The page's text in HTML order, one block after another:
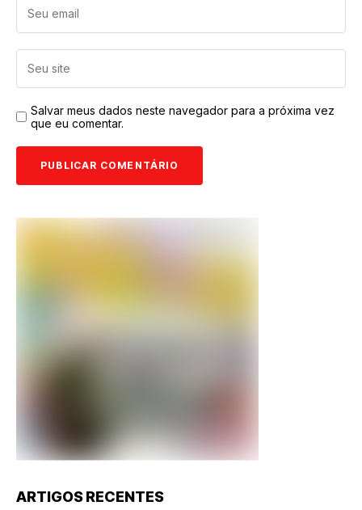
Salvar meus dados neste navegador para a próxima vez
que eu comentar.
ARTIGOS RECENTES